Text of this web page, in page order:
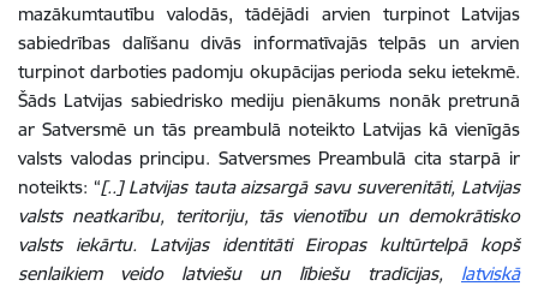
mazākumtautību valodās, tādējādi arvien turpinot Latvijas
sabiedrības dalīšanu divās informatīvajās telpās un arvien
turpinot darboties padomju okupācijas perioda seku ietekmē.
Šāds Latvijas sabiedrisko mediju pienākums nonāk pretrunā
ar Satversmē un tās preambulā noteikto Latvijas kā vienīgās
valsts valodas principu. Satversmes Preambulā cita starpā ir
noteikts: “[..] Latvijas tauta aizsargā savu suverenitāti, Latvijas
valsts neatkarību, teritoriju, tās vienotību un demokrātisko
valsts iekārtu. Latvijas identitāti Eiropas kultūrtelpā kopš
senlaikiem veido latviešu un lībiešu tradīcijas, latviskā